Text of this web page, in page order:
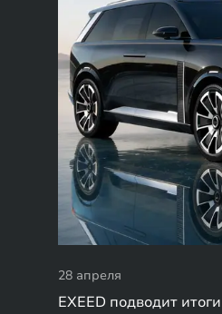
28 апреля
EXEED подводит